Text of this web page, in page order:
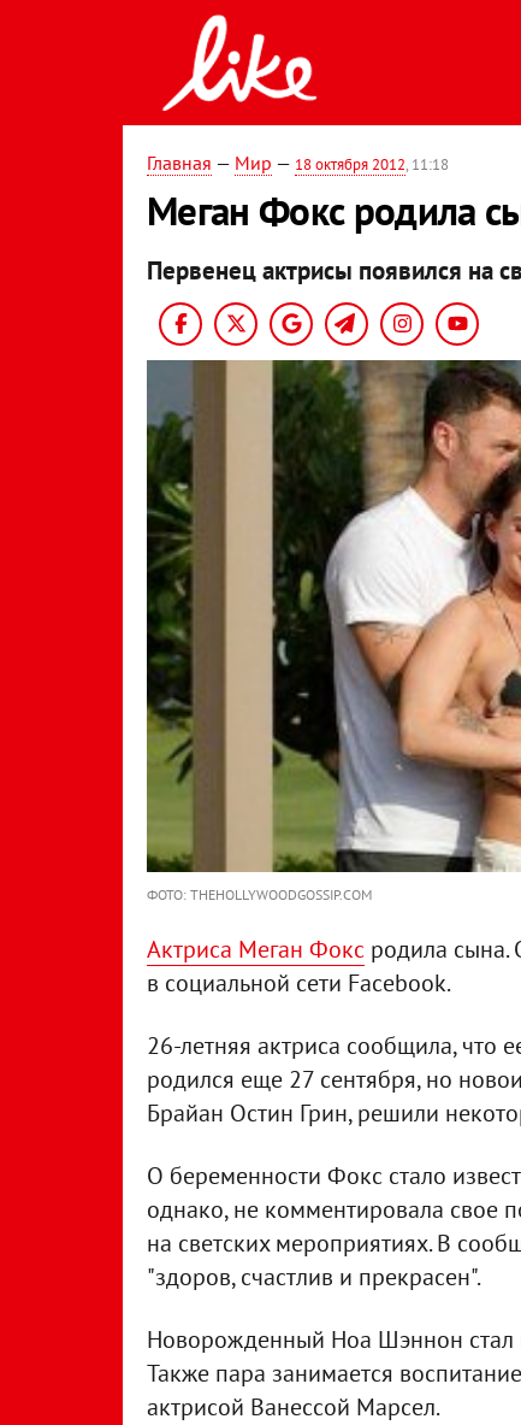
Главная — Мир — 18 октября 2012, 11:18
Меган Фокс родила
Первенец актрисы появился на
ФОТО: THEHOLLYWOODGOSSIP.COM
Актриса Меган Фокс родила сына.
в социальной сети Facebook.
26-летняя актриса сообщила,
родился еще 27 сентября, но
Брайан Остин Грин, решили
О беременности Фокс стало
однако, не комментировала свое
на светских мероприятиях. В
"здоров, счастлив и прекрасен".
Новорожденный Ноа Шэннон стал
Также пара занимается
актрисой Ванессой Марсел.